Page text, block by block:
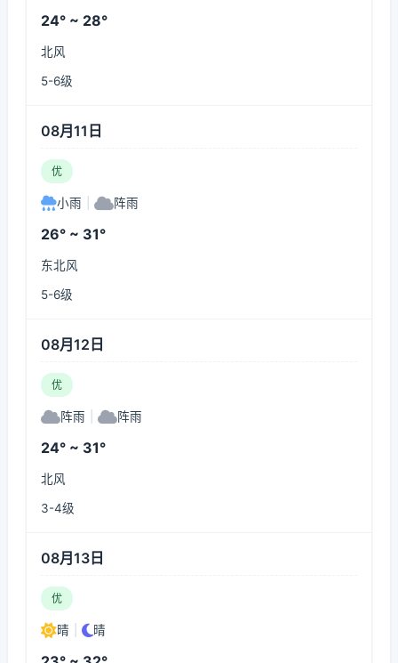
24° ~ 28°
北风
5-6级
08月11日
优
小雨 阵雨
26° ~ 31°
东北风
5-6级
08月12日
优
阵雨 阵雨
24° ~ 31°
北风
3-4级
08月13日
优
晴 晴